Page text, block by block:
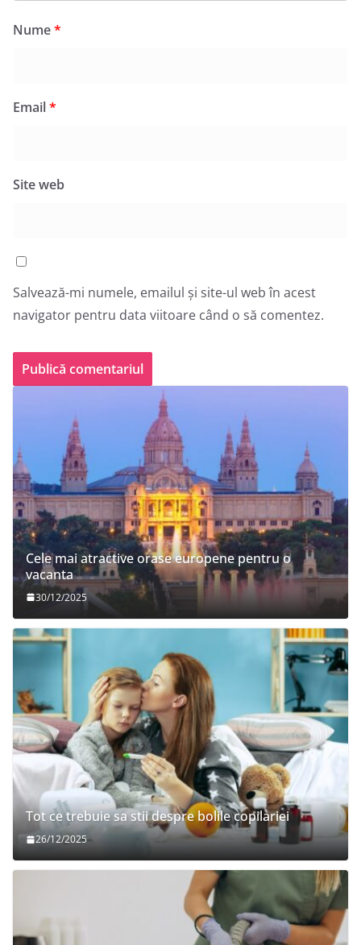
Nume*
Email*
Site web
Salvează-mi numele, emailul și site-ul web în acest
navigator pentru data viitoare când o să comentez.
Cele mai atractive orase europene pentru o
vacanta
30/12/2025
Tot ce trebuie sa stii despre bolile copilariei
26/12/2025